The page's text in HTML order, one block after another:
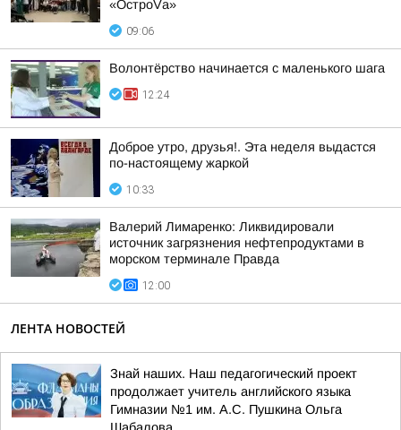
«ОстроVа»
09:06
Волонтёрство начинается с маленького шага
12:24
Доброе утро, друзья!. Эта неделя выдастся
по-настоящему жаркой
10:33
Валерий Лимаренко: Ликвидировали
источник загрязнения нефтепродуктами в
морском терминале Правда
12:00
ЛЕНТА НОВОСТЕЙ
Знай наших. Наш педагогический проект
продолжает учитель английского языка
Гимназии №1 им. А.С. Пушкина Ольга